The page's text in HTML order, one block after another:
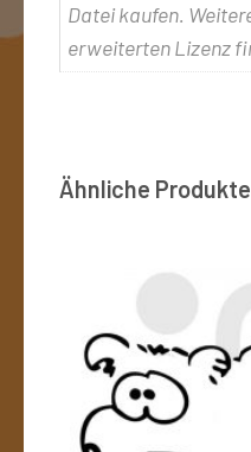
Datei kaufen.
erweiterten Lizenz
Ähnliche Produkte